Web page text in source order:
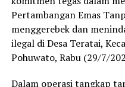
Pertambangan Emas
menggerebek dan
ilegal di Desa Teratai,
Pohuwato, Rabu (29/7/
Dalam operasi tangkap